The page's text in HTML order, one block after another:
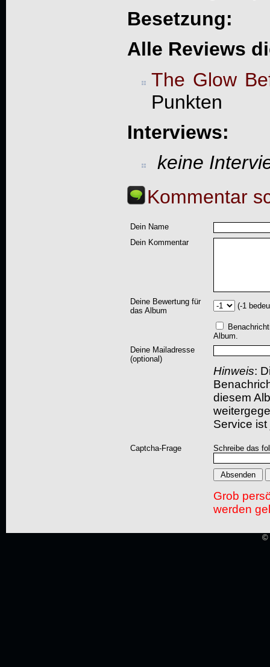
Besetzung:
Alle Reviews
The Glow
Punkten
Interviews:
keine
Kommentar
Dein Name
Dein Kommentar
Deine Bewertung für
das Album
(-1
Album.
Deine Mailadresse
(optional)
Hinweis:
diesem
Service
Captcha-Frage Schreibe das
Grob
werden
©